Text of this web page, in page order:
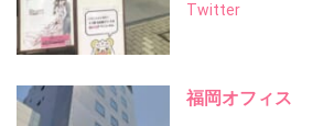
Twitter
福岡オフィス